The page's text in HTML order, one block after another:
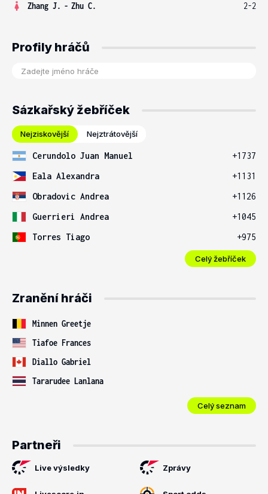
Zhang J. - Zhu C. 2-2
Profily hráčů
Sázkařský žebříček
Nejziskovější Nejztrátovější
Cerundolo Juan Manuel
+1737
Eala Alexandra
+1131
Obradovic Andrea
+1126
Guerrieri Andrea
+1045
Torres Tiago
+975
Celý žebříček
Zranění hráči
Minnen Greetje
Tiafoe Frances
Diallo Gabriel
Tararudee Lanlana
Celý seznam
Partneři
Live výsledky Zprávy